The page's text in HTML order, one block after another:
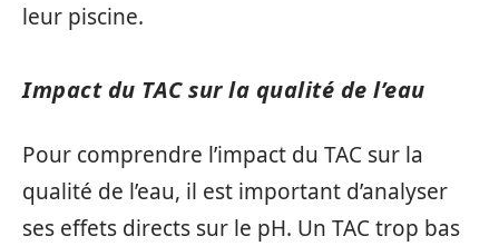
leur piscine.
Impact du TAC sur la qualité de l’eau
Pour comprendre l’impact du TAC sur la
qualité de l’eau, il est important d’analyser
ses effets directs sur le pH. Un TAC trop bas